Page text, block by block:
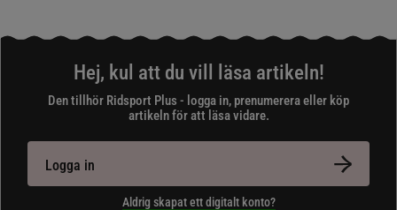
Hej, kul att du vill läsa artikeln!
Den tillhör Ridsport Plus - logga in, prenumerera eller köp
artikeln för att läsa vidare.
Logga in
Aldrig skapat ett digitalt konto?